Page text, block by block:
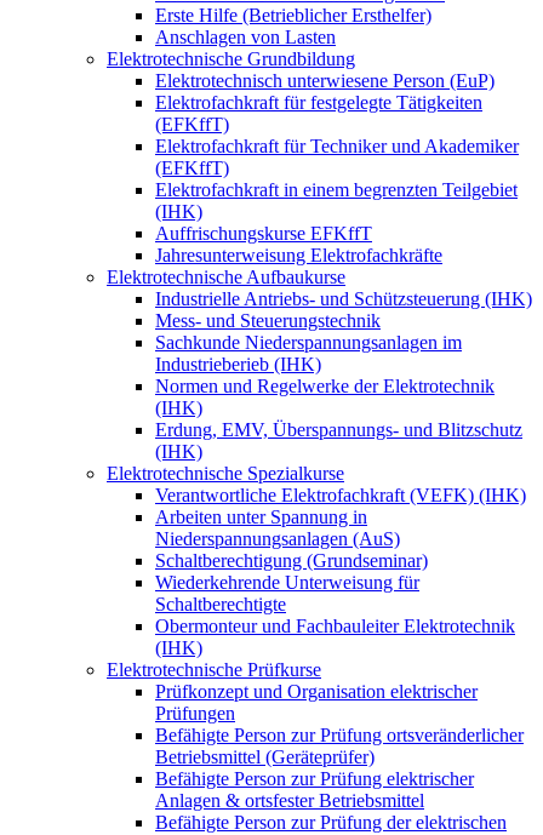
Erste Hilfe (Betrieblicher Ersthelfer)
Anschlagen von Lasten
Elektrotechnische Grundbildung
Elektrotechnisch unterwiesene Person (EuP)
Elektrofachkraft für festgelegte Tätigkeiten
(EFKffT)
Elektrofachkraft für Techniker und Akademiker
(EFKffT)
Elektrofachkraft in einem begrenzten Teilgebiet
(IHK)
Auffrischungskurse EFKffT
Jahresunterweisung Elektrofachkräfte
Elektrotechnische Aufbaukurse
Industrielle Antriebs- und Schützsteuerung (IHK)
Mess- und Steuerungstechnik
Sachkunde Niederspannungsanlagen im
Industrieberieb (IHK)
Normen und Regelwerke der Elektrotechnik
(IHK)
Erdung, EMV, Überspannungs- und Blitzschutz
(IHK)
Elektrotechnische Spezialkurse
Verantwortliche Elektrofachkraft (VEFK) (IHK)
Arbeiten unter Spannung in
Niederspannungsanlagen (AuS)
Schaltberechtigung (Grundseminar)
Wiederkehrende Unterweisung für
Schaltberechtigte
Obermonteur und Fachbauleiter Elektrotechnik
(IHK)
Elektrotechnische Prüfkurse
Prüfkonzept und Organisation elektrischer
Prüfungen
Befähigte Person zur Prüfung ortsveränderlicher
Betriebsmittel (Geräteprüfer)
Befähigte Person zur Prüfung elektrischer
Anlagen & ortsfester Betriebsmittel
Befähigte Person zur Prüfung der elektrischen